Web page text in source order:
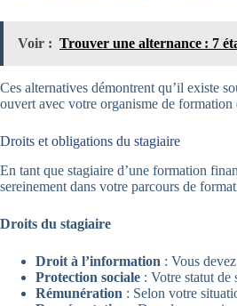
Voir : Trouver une alternance : 7
Ces alternatives démontrent qu’il existe
ouvert avec votre organisme de
Droits et obligations du stagiaire
En tant que stagiaire d’une formation
sereinement dans votre parcours de
Droits du stagiaire
Droit à l’information : Vous
Protection sociale : Votre statut de
Rémunération : Selon votre